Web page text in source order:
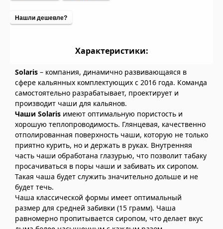
Нашли дешевле?
Характеристики:
Solaris – компания, динамично развивающаяся в
сфере кальянных комплектующих с 2016 года. Команда
самостоятельно разрабатывает, проектирует и
производит чаши для кальянов.
Чаши Solaris имеют оптимальную пористость и
хорошую теплопроводимость. Глянцевая, качественно
отполированная поверхность чаши, которую не только
приятно курить, но и держать в руках. Внутренняя
часть чаши обработана глазурью, что позволит табаку
просачиваться в поры чаши и забивать их сиропом.
Такая чаша будет служить значительно дольше и не
будет течь.
Чаша классической формы имеет оптимальный
размер для средней забивки (15 грамм). Чаша
равномерно пропитывается сиропом, что делает вкус